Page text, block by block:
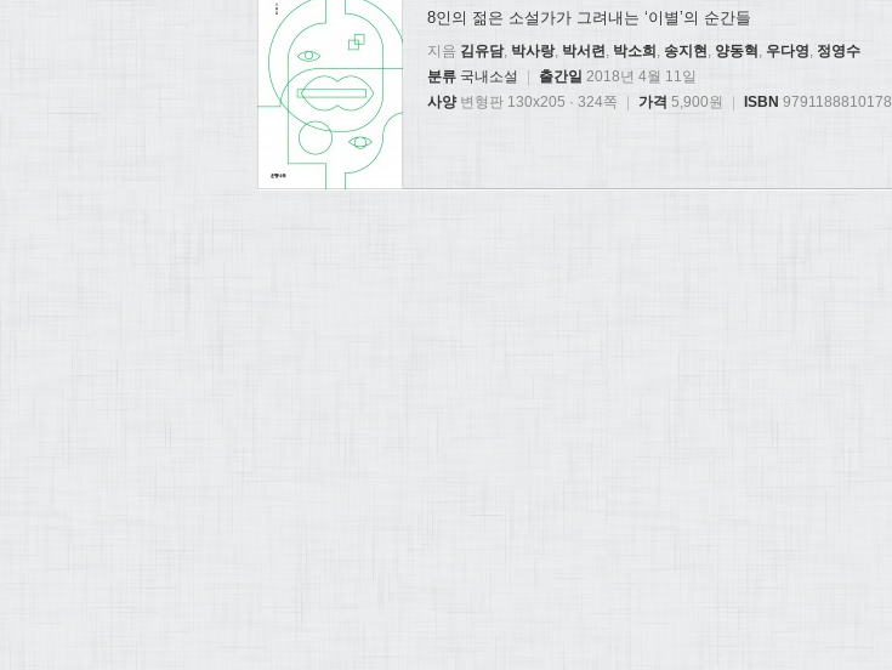
8인의 젊은 소설가가 그려내는 ‘이별’의 순간들
지음 김유담, 박사랑, 박서련, 박소희 , 송지현, 양동혁 , 우다영, 정영수
분류 국내소설 | 출간일 2018년 4월 11일
사양변형판 130x205 · 324쪽 | 가격 5,900원 | ISBN 9791188810178